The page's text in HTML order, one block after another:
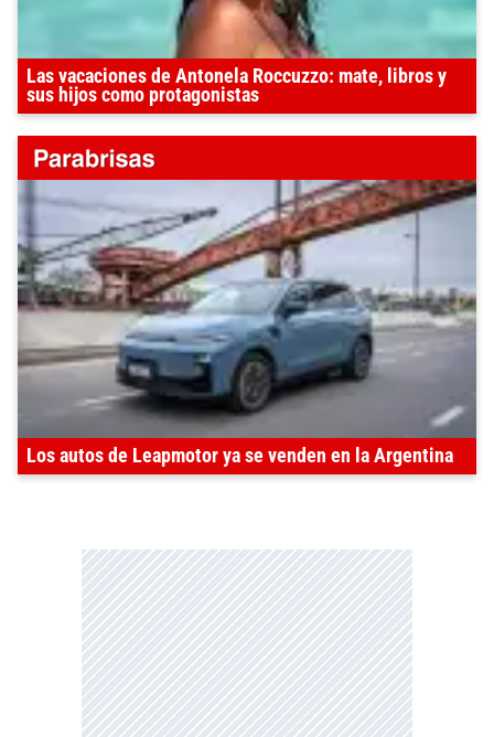
Las vacaciones de Antonela Roccuzzo: mate, libros y
sus hijos como protagonistas
Los autos de Leapmotor ya se venden en la Argentina